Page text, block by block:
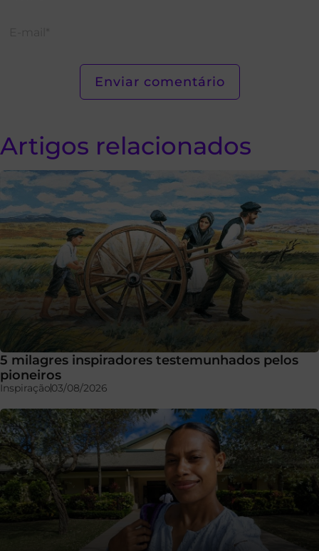
Artigos relacionados
5 milagres inspiradores testemunhados pelos
pioneiros
Inspiração03/08/2026